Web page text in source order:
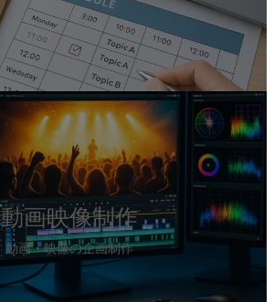
動画映像制作
動画・映像の企画制作